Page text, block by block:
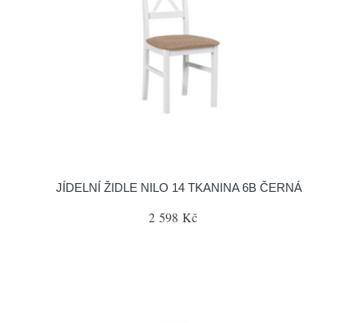
JÍDELNÍ ŽIDLE NILO 14 TKANINA 6B ČERNÁ
2 598 Kč